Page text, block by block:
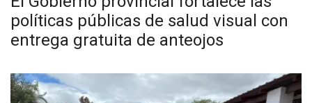
políticas públicas de salud visual con
entrega gratuita de anteojos